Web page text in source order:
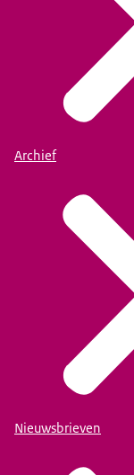
Archief
Nieuwsbrieven